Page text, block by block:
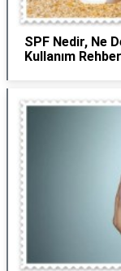
SPF Nedir, Ne
Kullanım